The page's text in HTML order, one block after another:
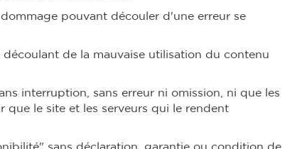
pouvant découler d'une erreur se
de la mauvaise utilisation du contenu
interruption, sans erreur ni omission, ni que les
le site et les serveurs qui le rendent